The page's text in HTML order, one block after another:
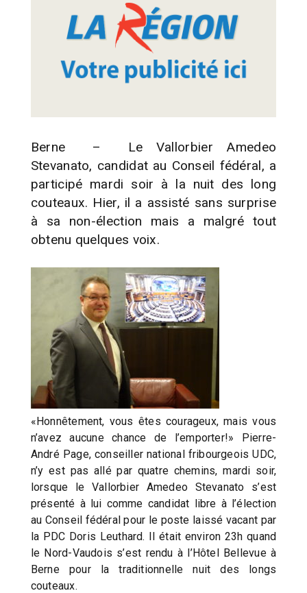
Berne – Le Vallorbier Amedeo
Stevanato, candidat au Conseil fédéral, a
participé mardi soir à la nuit des long
couteaux. Hier, il a assisté sans surprise
à sa non-élection mais a malgré tout
obtenu quelques voix.
«Honnêtement, vous êtes courageux, mais vous
n’avez aucune chance de l’emporter!» Pierre-
André Page, conseiller national fribourgeois UDC,
n’y est pas allé par quatre chemins, mardi soir,
lorsque le Vallorbier Amedeo Stevanato s’est
présenté à lui comme candidat libre à l’élection
au Conseil fédéral pour le poste laissé vacant par
la PDC Doris Leuthard. Il était environ 23h quand
le Nord-Vaudois s’est rendu à l’Hôtel Bellevue à
Berne pour la traditionnelle nuit des longs
couteaux.